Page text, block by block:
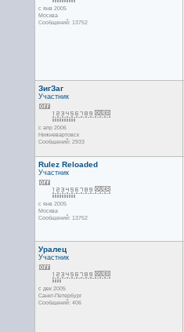
с янв 2005
Москва
Сообщений: 13752
ЗигЗаг
Участник
с апр 2006
Нижневартовск
Сообщений: 2933
Rulez Reloaded
Участник
с янв 2005
Москва
Сообщений: 13752
Уралец
Участник
с дек 2005
Санкт-Петербург
Сообщений: 406